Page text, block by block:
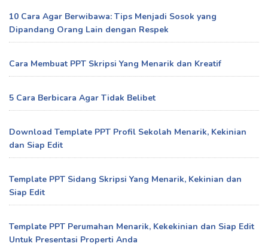
10 Cara Agar Berwibawa: Tips Menjadi Sosok yang
Dipandang Orang Lain dengan Respek
Cara Membuat PPT Skripsi Yang Menarik dan Kreatif
5 Cara Berbicara Agar Tidak Belibet
Download Template PPT Profil Sekolah Menarik, Kekinian
dan Siap Edit
Template PPT Sidang Skripsi Yang Menarik, Kekinian dan
Siap Edit
Template PPT Perumahan Menarik, Kekekinian dan Siap Edit
Untuk Presentasi Properti Anda